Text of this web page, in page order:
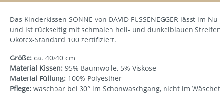
Das Kinderkissen SONNE von DAVID FUSSENEGGER lässt
und ist rückseitig mit schmalen hell- und dunkelblauen
Ökotex-Standard 100 zertifiziert.
Größe: ca. 40/40 cm
Material Kissen: 95% Baumwolle, 5% Viskose
Material Füllung: 100% Polyesther
Pflege: waschbar bei 30° im Schonwaschgang, nicht im